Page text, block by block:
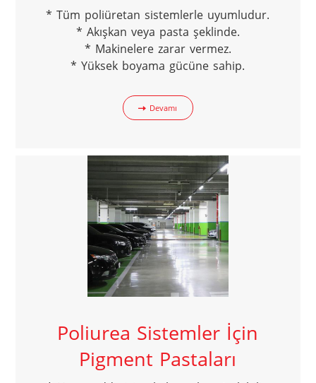
* Tüm poliüretan sistemlerle uyumludur.
* Akışkan veya pasta şeklinde.
* Makinelere zarar vermez.
* Yüksek boyama gücüne sahip.
Devamı
Poliurea Sistemler İçin
Pigment Pastaları